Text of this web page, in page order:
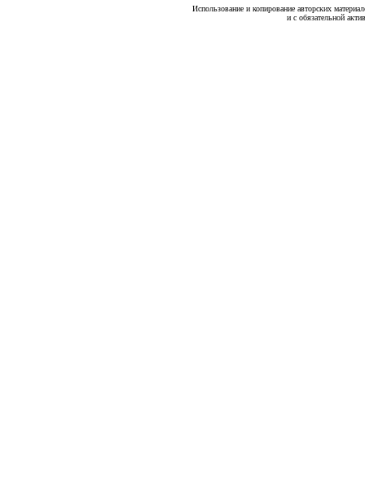
Использование и копирование авторских
и с обязательной